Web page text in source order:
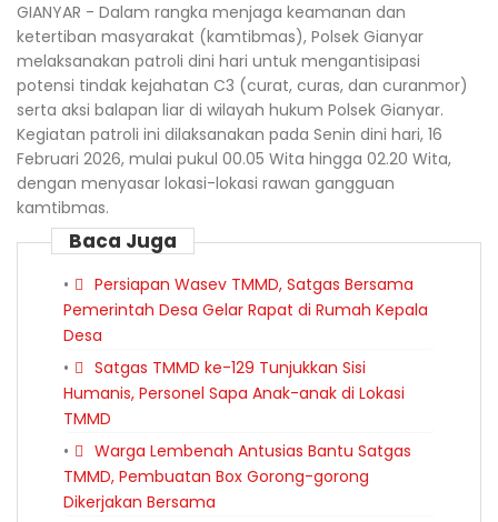
GIANYAR - Dalam rangka menjaga keamanan dan
ketertiban masyarakat (kamtibmas), Polsek Gianyar
melaksanakan patroli dini hari untuk mengantisipasi
potensi tindak kejahatan C3 (curat, curas, dan curanmor)
serta aksi balapan liar di wilayah hukum Polsek Gianyar.
Kegiatan patroli ini dilaksanakan pada Senin dini hari, 16
Februari 2026, mulai pukul 00.05 Wita hingga 02.20 Wita,
dengan menyasar lokasi-lokasi rawan gangguan
kamtibmas.
Baca Juga
Persiapan Wasev TMMD, Satgas Bersama
Pemerintah Desa Gelar Rapat di Rumah Kepala
Desa
Satgas TMMD ke-129 Tunjukkan Sisi
Humanis, Personel Sapa Anak-anak di Lokasi
TMMD
Warga Lembenah Antusias Bantu Satgas
TMMD, Pembuatan Box Gorong-gorong
Dikerjakan Bersama